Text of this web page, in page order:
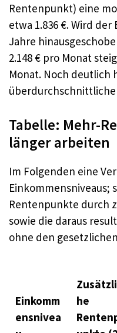
Rentenpunkt) eine
etwa 1.836 €. Wird
Jahre
2.148 € pro Monat
Monat. Noch deutlich
Tabelle: Mehr-
länger arbeiten
Im Folgenden eine
Einkommensniveaus;
Rentenpunkte durch
sowie die daraus
ohne den
Einkomm
ensnivea
he